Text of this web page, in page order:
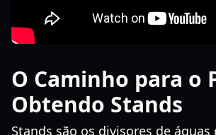
O Caminho para o
Obtendo Stands
Stands são os divisores de